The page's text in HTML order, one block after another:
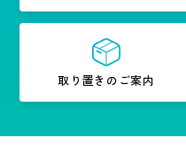
取り置きのご案内